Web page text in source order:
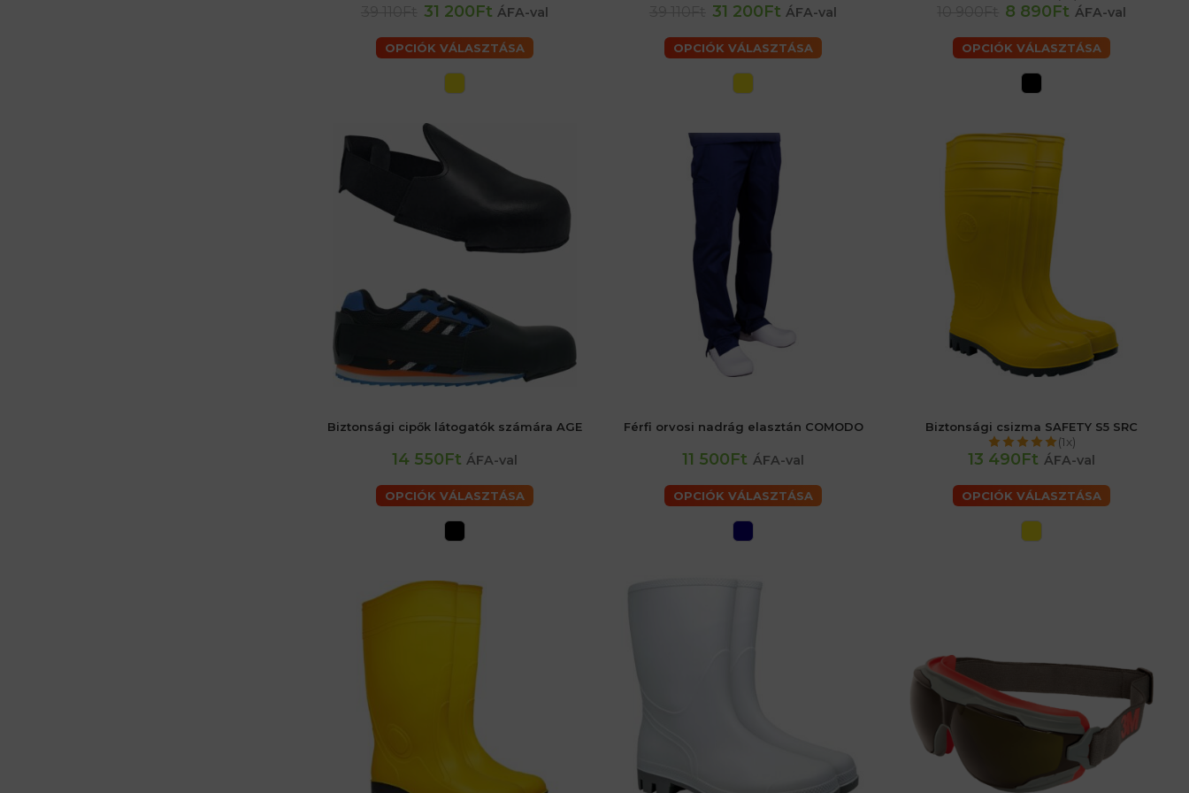
31 200Ft ÁFA-val
OPCIÓK VÁLASZTÁSA
31 200Ft ÁFA-val
OPCIÓK VÁLASZTÁSA
47
48
8 890Ft ÁFA-val
OPCIÓK VÁLASZTÁSA
35 40
Biztonsági cipők látogatók számára AGE
14 550Ft ÁFA-val
OPCIÓK VÁLASZTÁSA
46 (S) férfiaké 48 (M) férfiaké
52 (L) férfiaké
Férfi orvosi nadrág elasztán COMODO
11 500Ft ÁFA-val
OPCIÓK VÁLASZTÁSA
40 41 42 43 44 45 46 47
Biztonsági csizma SAFETY S5 SRC
(1x)
13 490Ft ÁFA-val
OPCIÓK VÁLASZTÁSA